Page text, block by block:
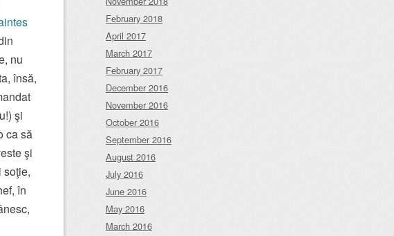
nu
însă,
şi
ca să
şi
soţie,
în
February 2018
April 2017
March 2017
February 2017
December 2016
November 2016
October 2016
September 2016
August 2016
July 2016
June 2016
May 2016
March 2016